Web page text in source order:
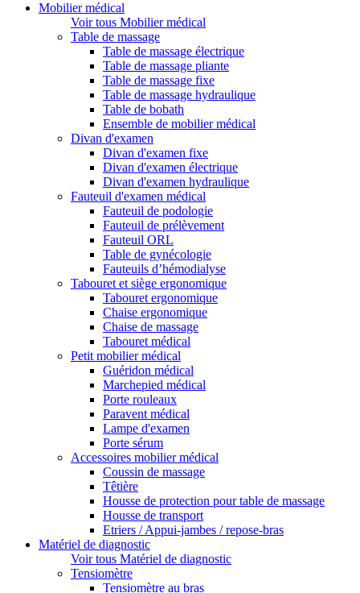
Mobilier médical
Voir tous Mobilier médical
Table de massage
Table de massage électrique
Table de massage pliante
Table de massage fixe
Table de massage hydraulique
Table de bobath
Ensemble de mobilier médical
Divan d'examen
Divan d'examen fixe
Divan d'examen électrique
Divan d'examen hydraulique
Fauteuil d'examen médical
Fauteuil de podologie
Fauteuil de prélèvement
Fauteuil ORL
Table de gynécologie
Fauteuils d’hémodialyse
Tabouret et siège ergonomique
Tabouret ergonomique
Chaise ergonomique
Chaise de massage
Tabouret médical
Petit mobilier médical
Guéridon médical
Marchepied médical
Porte rouleaux
Paravent médical
Lampe d'examen
Porte sérum
Accessoires mobilier médical
Coussin de massage
Têtière
Housse de protection pour table de massage
Housse de transport
Etriers / Appui-jambes / repose-bras
Matériel de diagnostic
Voir tous Matériel de diagnostic
Tensiomètre
Tensiomètre au bras